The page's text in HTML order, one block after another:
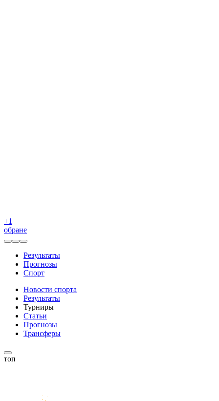
+1
обране
Результаты
Прогнозы
Спорт
Новости спорта
Результаты
Турниры
Статьи
Прогнозы
Трансферы
топ